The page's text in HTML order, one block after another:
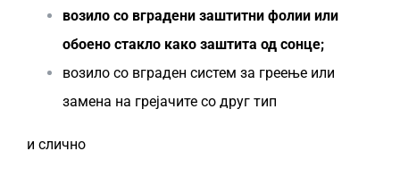
возило со вградени заштитни фолии или
обоено стакло како заштита од сонце;
возило со вграден систем за греење или
замена на грејачите со друг тип
и слично